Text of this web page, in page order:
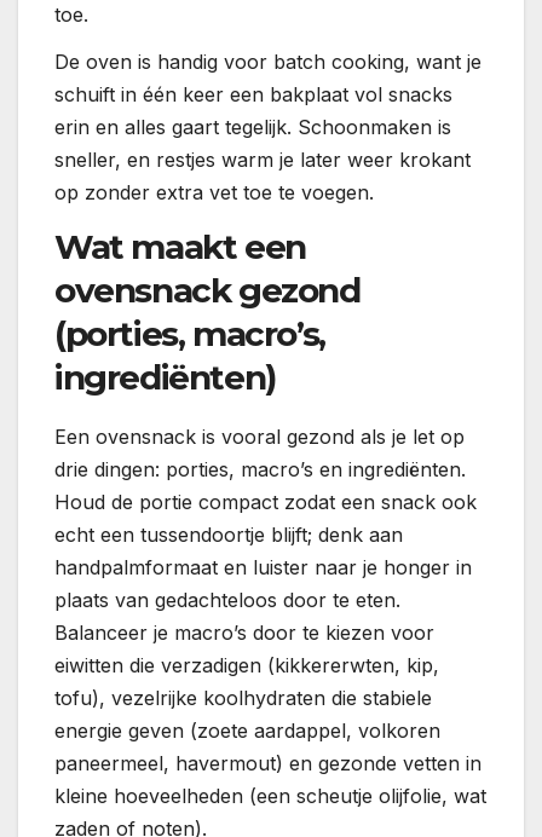
toe.
De oven is handig voor batch cooking, want je
schuift in één keer een bakplaat vol snacks
erin en alles gaart tegelijk. Schoonmaken is
sneller, en restjes warm je later weer krokant
op zonder extra vet toe te voegen.
Wat maakt een
ovensnack gezond
(porties, macro’s,
ingrediënten)
Een ovensnack is vooral gezond als je let op
drie dingen: porties, macro’s en ingrediënten.
Houd de portie compact zodat een snack ook
echt een tussendoortje blijft; denk aan
handpalmformaat en luister naar je honger in
plaats van gedachteloos door te eten.
Balanceer je macro’s door te kiezen voor
eiwitten die verzadigen (kikkererwten, kip,
tofu), vezelrijke koolhydraten die stabiele
energie geven (zoete aardappel, volkoren
paneermeel, havermout) en gezonde vetten in
kleine hoeveelheden (een scheutje olijfolie, wat
zaden of noten).